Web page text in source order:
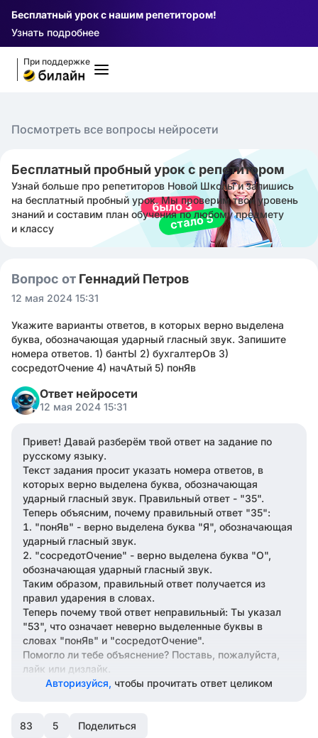
Бесплатный урок с нашим репетитором!
Узнать подробнее
При поддержке
Посмотреть все вопросы нейросети
Бесплатный пробный урок с репетитором
Узнай больше про репетиторов Новой Школы и запишись
на бесплатный пробный урок. Мы проверим твой уровень
знаний и составим план обучения по любому предмету
и классу
Вопрос от Геннадий Петров
12 мая 2024 15:31
Укажите варианты ответов, в которых верно выделена
буква, обозначающая ударный гласный звук. Запишите
номера ответов. 1) бантЫ 2) бухгалтерОв 3)
сосредотОчение 4) начАтый 5) понЯв
Ответ нейросети
12 мая 2024 15:31
Привет! Давай разберём твой ответ на задание по
русскому языку.
Текст задания просит указать номера ответов, в
которых верно выделена буква, обозначающая
ударный гласный звук. Правильный ответ - "35".
Теперь объясним, почему правильный ответ "35":
"понЯв" - верно выделена буква "Я", обозначающая
ударный гласный звук.
"сосредотОчение" - верно выделена буква "О",
обозначающая ударный гласный звук.
Таким образом, правильный ответ получается из
правил ударения в словах.
Теперь почему твой ответ неправильный: Ты указал
"53", что означает неверно выделенные буквы в
словах "понЯв" и "сосредотОчение".
Помогло ли тебе объяснение? Поставь, пожалуйста,
лайк или дизлайк.
Авторизуйся, чтобы прочитать ответ целиком
83 5 Поделиться